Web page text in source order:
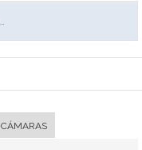
CÁMARAS